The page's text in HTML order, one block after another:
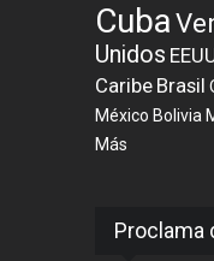
Cuba
Unidos
Caribe Brasil
México Bolivia
Más
Proclama